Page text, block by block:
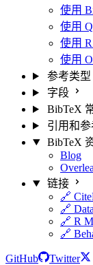
使用
使用
使用
使用
参考类型
字段
BibTeX
引用和
BibTeX
Blog
链接
🔗
🔗
🔗 R
🔗
GitHub
Twitter